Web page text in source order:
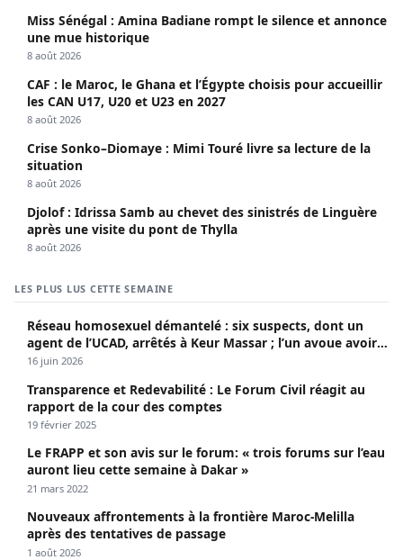
Miss Sénégal : Amina Badiane rompt le silence et annonce
une mue historique
8 août 2026
CAF : le Maroc, le Ghana et l’Égypte choisis pour accueillir
les CAN U17, U20 et U23 en 2027
8 août 2026
Crise Sonko–Diomaye : Mimi Touré livre sa lecture de la
situation
8 août 2026
Djolof : Idrissa Samb au chevet des sinistrés de Linguère
après une visite du pont de Thylla
8 août 2026
LES PLUS LUS CETTE SEMAINE
Réseau homosexuel démantelé : six suspects, dont un
agent de l’UCAD, arrêtés à Keur Massar ; l’un avoue avoir
propagé le VIH depuis 2018
16 juin 2026
Transparence et Redevabilité : Le Forum Civil réagit au
rapport de la cour des comptes
19 février 2025
Le FRAPP et son avis sur le forum: « trois forums sur l’eau
auront lieu cette semaine à Dakar »
21 mars 2022
Nouveaux affrontements à la frontière Maroc-Melilla
après des tentatives de passage
1 août 2026